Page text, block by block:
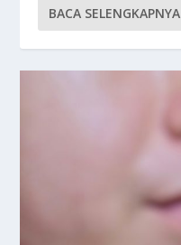
BACA SELENGKAPNYA